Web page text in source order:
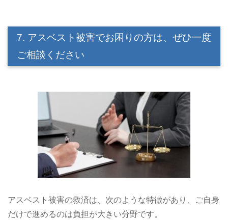
7. アスベスト被害でお困りの方は、ぜひ一度
ご相談ください
アスベスト被害の救済は、次のような特徴があり、ご自身
だけで進めるのは負担が大きい分野です。